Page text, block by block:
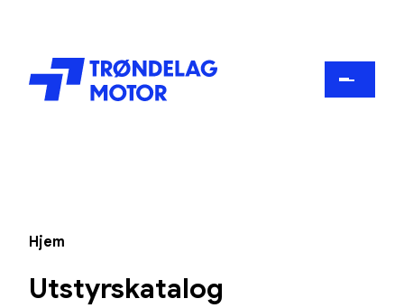
Hjem
Utstyrskatalog